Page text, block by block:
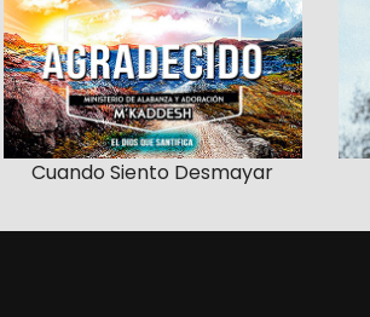
Cuando Siento Desmayar